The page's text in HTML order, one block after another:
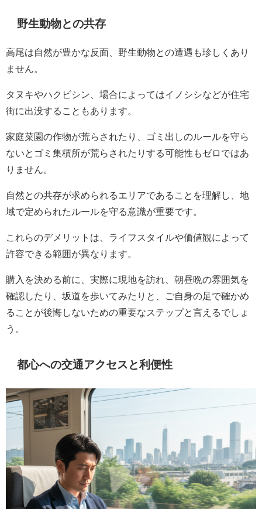
野生動物との共存
高尾は自然が豊かな反面、野生動物との遭遇も珍しくあり
ません。
タヌキやハクビシン、場合によってはイノシシなどが住宅
街に出没することもあります。
家庭菜園の作物が荒らされたり、ゴミ出しのルールを守ら
ないとゴミ集積所が荒らされたりする可能性もゼロではあ
りません。
自然との共存が求められるエリアであることを理解し、地
域で定められたルールを守る意識が重要です。
これらのデメリットは、ライフスタイルや価値観によって
許容できる範囲が異なります。
購入を決める前に、実際に現地を訪れ、朝昼晩の雰囲気を
確認したり、坂道を歩いてみたりと、ご自身の足で確かめ
ることが後悔しないための重要なステップと言えるでしょ
う。
都心への交通アクセスと利便性